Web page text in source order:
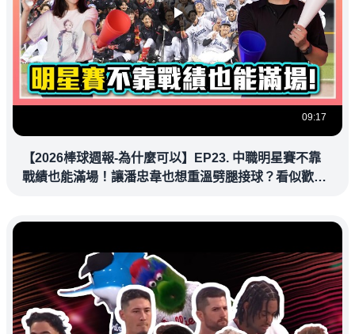
09:17
【2026棒球週報-為什麼可以】EP23. 中職明星賽不靠
戰績也能滿場！讓潘忠韋也想重溫劈腿接球？看似歡樂